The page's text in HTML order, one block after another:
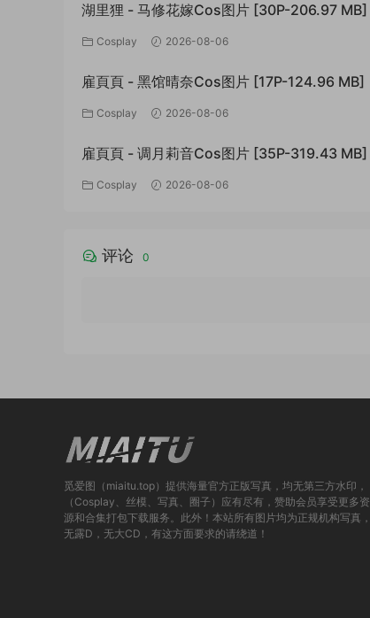
湖里狸 - 马修花嫁Cos图片 [30P-206.97 MB]
Cosplay 2026-08-06
雇頁頁 - 黑馆晴奈Cos图片 [17P-124.96 MB]
Cosplay 2026-08-06
雇頁頁 - 调月莉音Cos图片 [35P-319.43 MB]
Cosplay 2026-08-06
评论 0
觅爱图（miaitu.top）提供海量官方正版写真，均无第三方水印，
（Cosplay、丝模、写真、圈子）应有尽有，赞助会员享受更多资
源和合集打包下载服务。此外！本站所有图片均为正规机构写真，
无露D，无大CD，有这方面要求的请绕道！